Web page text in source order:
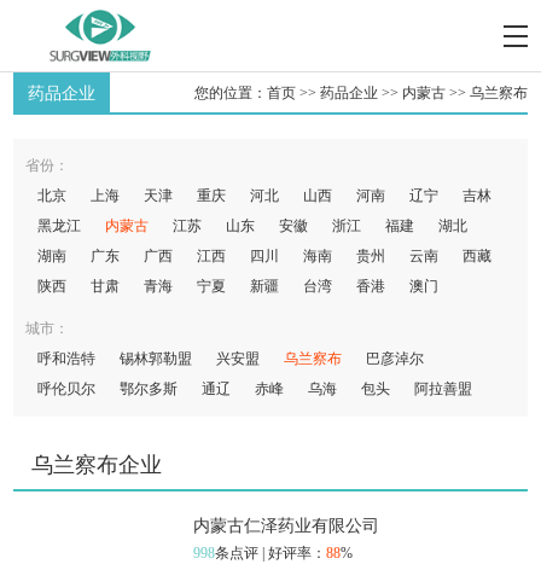
药品企业 您的位置： 首页>> 药品企业 >> 内蒙古>> 乌兰察布
省份：
北京
上海 天津 重庆 河北 山西 河南 辽宁
吉林
黑龙江
内蒙古 江苏 山东 安徽 浙江 福建
湖北
湖南
广东 广西 江西 四川 海南 贵州 云南
西藏
陕西
甘肃 青海 宁夏 新疆 台湾 香港 澳门
城市：
呼和浩特
锡林郭勒盟 兴安盟 乌兰察布
巴彦淖尔
呼伦贝尔
鄂尔多斯 通辽 赤峰 乌海 包头 阿拉善盟
乌兰察布企业
内蒙古仁泽药业有限公司
998条点评 | 好评率：88%